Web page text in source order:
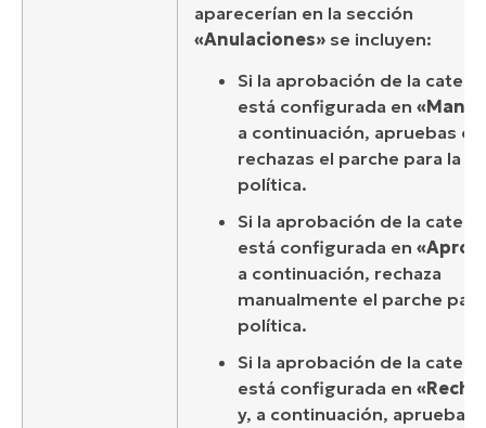
aparecerían en la sección
«Anulaciones» se incluyen:
Si la aprobación de la
está configurada en
a continuación, apruebas o
rechazas el parche para la
política.
Si la aprobación de la
está configurada en
a continuación, rechaza
manualmente el parche
política.
Si la aprobación de la
está configurada en
y, a continuación, apruebas